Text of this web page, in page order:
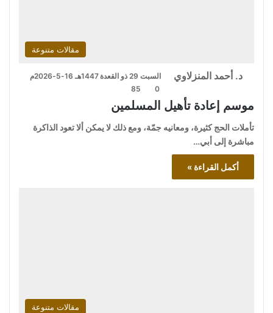
مقالات متنوعة
د. أحمد المنزلاوي
السبت 29 ذو القعدة 1447هـ 16-5-2026م
0
85
موسم إعادة تأهيل المسلمين
تأملات الحج كثيرة، ومعانيه جمّة، ومع ذلك لا يمكن ألا تعود الذاكرة
مباشرة إلى أبي…
أكمل القراءة »
مقالات متنوعة